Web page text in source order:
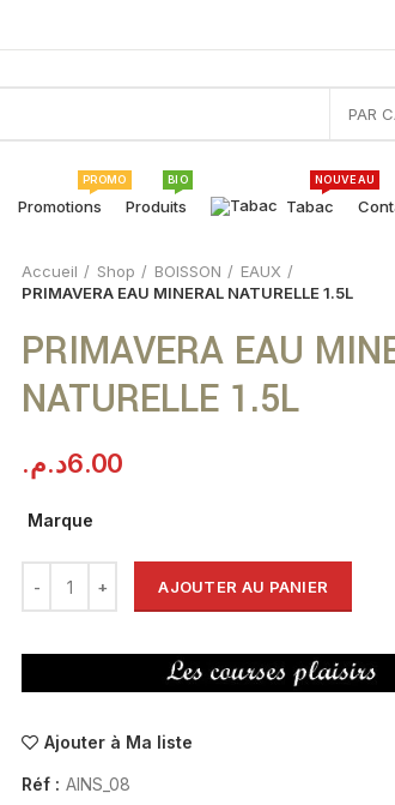
PAR
Promotions
PROMO
Produits
BIO
Tabac
NOUVEAU
Accueil Shop BOISSON
EAUX
PRIMAVERA EAU MINERAL NATURELLE 1.5L
PRIMAVERA EAU
NATURELLE 1.5L
6.00د.م.
Marque
AJOUTER AU PANIER
Ajouter à Ma liste
Réf : AINS_08